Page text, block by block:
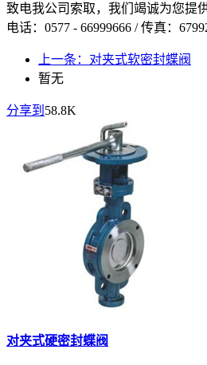
致电我公司索取，我们竭诚为您提
电话：0577 - 66999666 / 传真：
上一条：对夹式软密封蝶阀
暂无
分享到 58.8K
对夹式硬密封蝶阀